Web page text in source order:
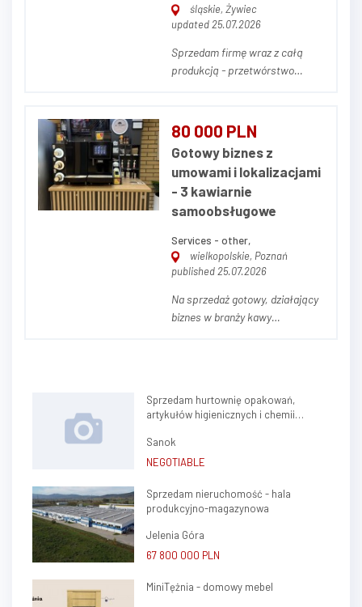
śląskie, Żywiec
updated 25.07.2026
Sprzedam firmę wraz z całą
produkcją - przetwórstwo
zorganizowane
przedsiębiorstwo produkcyjne
wraz ze znaną marką własną -
branża ślusarstwo wraz z
produkcją elementów z tworzyw
sztucznych. Firma powst...
80 000 PLN
Gotowy biznes z
umowami i lokalizacjami
- 3 kawiarnie
samoobsługowe
Services - other,
wielkopolskie, Poznań
published 25.07.2026
Na sprzedaż gotowy, działający
biznes w branży kawy
procesami i stabilnym
funkcjonowaniem. W skład
oferty wchodzi: - 3
profesjonaln...
Sprzedam hurtownię opakowań,
artykułów higienicznych i chemii
Sanok
NEGOTIABLE
Sprzedam nieruchomość - hala
produkcyjno-magazynowa
Jelenia Góra
67 800 000 PLN
MiniTężnia - domowy mebel